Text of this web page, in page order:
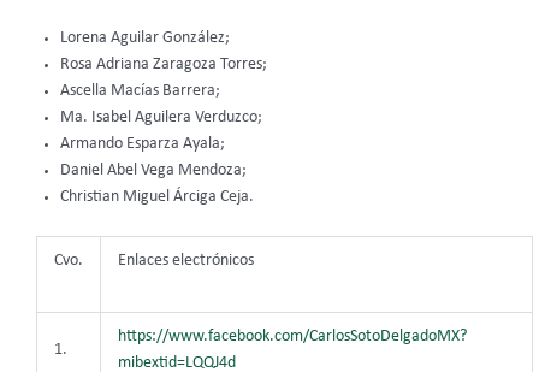
Lorena Aguilar González;
Rosa Adriana Zaragoza Torres;
Ascella Macías Barrera;
Ma. Isabel Aguilera Verduzco;
Armando Esparza Ayala;
Daniel Abel Vega Mendoza;
Christian Miguel Árciga Ceja.
Cvo. Enlaces electrónicos
1.
https://www.facebook.com/CarlosSotoDelgadoMX?
mibextid=LQQJ4d